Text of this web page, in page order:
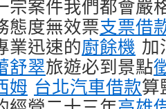
宗案件我們都會嚴
態度無效票支票借
業迅速的廚餘機 加
舒翠旅遊必到景點
姆 台北汽車借款算